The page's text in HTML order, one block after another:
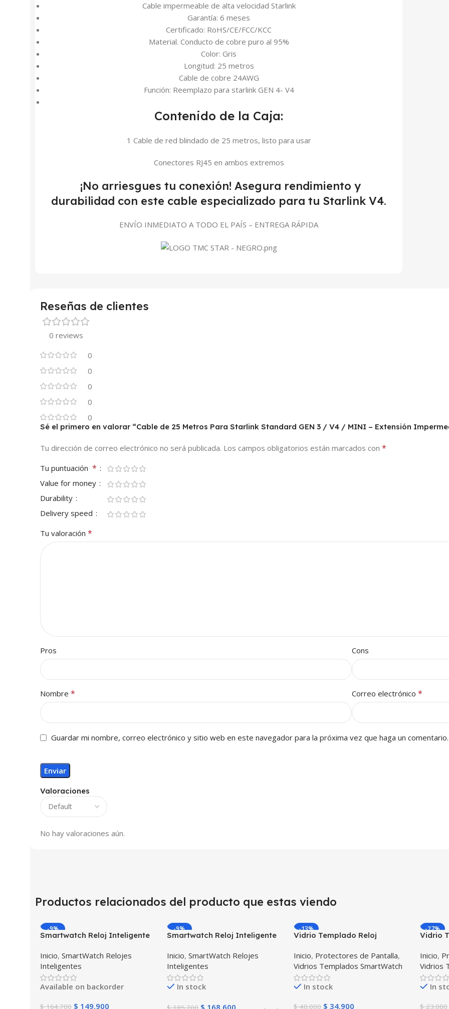
Cable impermeable de alta velocidad Starlink
Garantía: 6 meses
Certificado: RoHS/CE/FCC/KCC
Material. Conducto de cobre puro al 95%
Color: Gris
Longitud: 25 metros
Cable de cobre 24AWG
Función: Reemplazo para starlink GEN 4- V4
Contenido de la Caja:
1 Cable de red blindado de 25 metros, listo para usar
Conectores RJ45 en ambos extremos
¡No arriesgues tu conexión! Asegura rendimiento y
durabilidad con este cable especializado para tu Starlink V4.
ENVÍO INMEDIATO A TODO EL PAÍS – ENTREGA RÁPIDA
Reseñas de clientes
0 reviews
0
0
0
0
0
Valoraciones
No hay valoraciones aún.
Sé el primero en valorar “Cable de 25 Metros Para Starlink Standard GEN 3 / V4 / MINI – Extensión
Tu dirección de correo electrónico no será publicada. Los campos obligatorios están marcados con *
Tu puntuación *
Value for money
Durability
Delivery speed
Tu valoración *
Pros Cons
Nombre * Correo electrónico *
Guardar mi nombre, correo electrónico y sitio web en este navegador para la próxima vez que haga un comentario.
Productos relacionados del producto que estas viendo
-9%
Smartwatch Reloj Inteligente
W34 Iwo 10 12) Compatible
Android y iPhone
Inicio, SmartWatch Relojes
Inteligentes
Available on backorder
$164.700 $ 149.900
-9%
Smartwatch Reloj Inteligente
(Smartwatch p70) Compatible
Android IOS
Inicio, SmartWatch Relojes
Inteligentes
In stock
-13%
Vidrio Templado Reloj
X3 Unidades
Inicio, Protectores de Pantalla,
Vidrios Templados SmartWatch
In stock
$40.000 $ 34.900
-27%
Vidrio
Inicio,
Vidrios
In
$23.000